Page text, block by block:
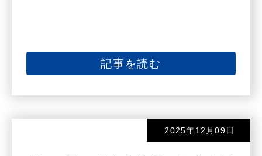
記事を読む
2025年12月09日